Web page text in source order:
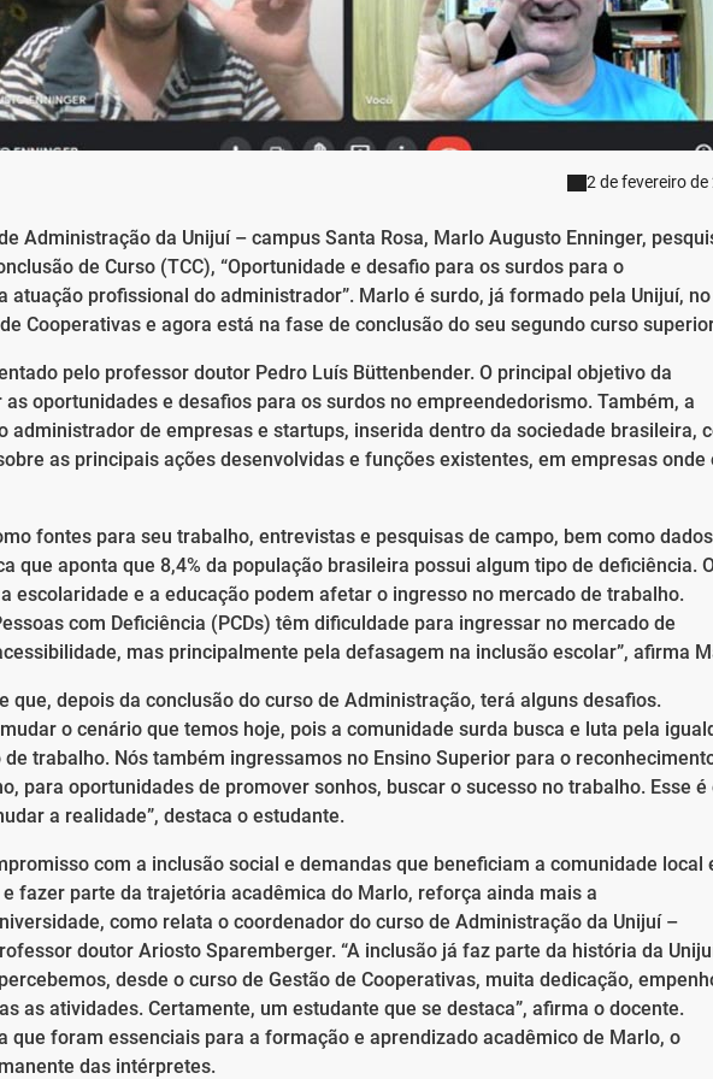
2 de fevereiro de
Administração da Unijuí – campus Santa Rosa, Marlo Augusto Enninger,
de Curso (TCC), “Oportunidade e desafio para os surdos para o
atuação profissional do administrador”. Marlo é surdo, já formado pela Unijuí, no
Cooperativas e agora está na fase de conclusão do seu segundo curso
pelo professor doutor Pedro Luís Büttenbender. O principal objetivo da
oportunidades e desafios para os surdos no empreendedorismo. Também, a
administrador de empresas e startups, inserida dentro da sociedade brasileira,
as principais ações desenvolvidas e funções existentes, em empresas onde
fontes para seu trabalho, entrevistas e pesquisas de campo, bem como
que aponta que 8,4% da população brasileira possui algum tipo de deficiência.
escolaridade e a educação podem afetar o ingresso no mercado de trabalho.
com Deficiência (PCDs) têm dificuldade para ingressar no mercado de
mas principalmente pela defasagem na inclusão escolar”, afirma
que, depois da conclusão do curso de Administração, terá alguns desafios.
o cenário que temos hoje, pois a comunidade surda busca e luta pela
trabalho. Nós também ingressamos no Ensino Superior para o
para oportunidades de promover sonhos, buscar o sucesso no trabalho. Esse é
a realidade”, destaca o estudante.
com a inclusão social e demandas que beneficiam a comunidade local
fazer parte da trajetória acadêmica do Marlo, reforça ainda mais a
como relata o coordenador do curso de Administração da Unijuí –
doutor Ariosto Sparemberger. “A inclusão já faz parte da história da
desde o curso de Gestão de Cooperativas, muita dedicação,
as atividades. Certamente, um estudante que se destaca”, afirma o docente.
que foram essenciais para a formação e aprendizado acadêmico de Marlo, o
das intérpretes.